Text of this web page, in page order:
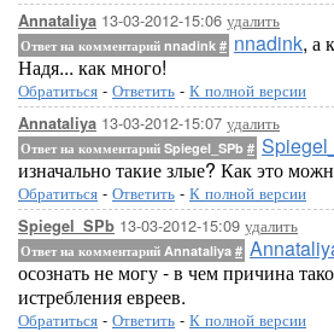
Annataliya 13-03-2012-15:06 удалить
Ответ на комментарий nnadink # nnadink, а
Надя... как много!
Обратиться - Ответить - К полной версии
Annataliya 13-03-2012-15:07 удалить
Ответ на комментарий Spiegel_SPb #
изначально такие злые? Как это
Обратиться - Ответить - К полной версии
Spiegel_SPb 13-03-2012-15:09 удалить
Ответ на комментарий Annataliya #
осознать не могу - в чем причина
истребления евреев.
Обратиться - Ответить - К полной версии